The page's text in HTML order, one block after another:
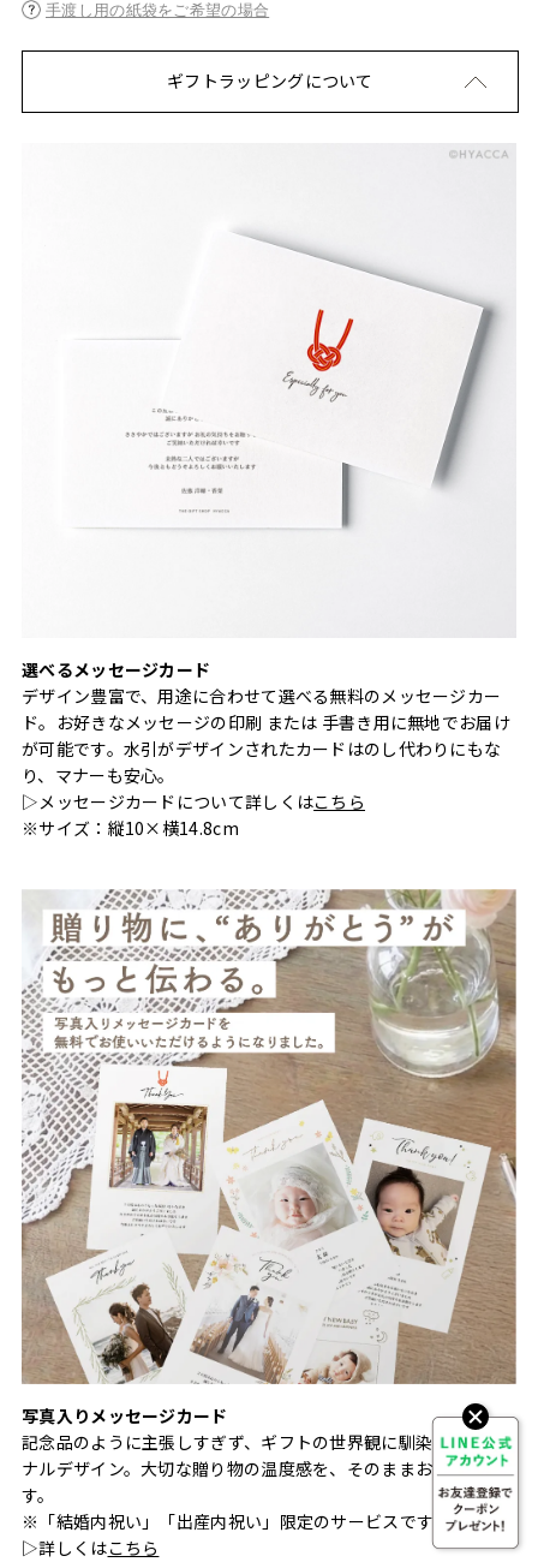
手渡し用の紙袋をご希望の場合
ギフトラッピングについて
選べるメッセージカード
デザイン豊富で、用途に合わせて選べる無料のメッセージカー
ド。お好きなメッセージの印刷 または 手書き用に無地でお届け
が可能です。水引がデザインされたカードはのし代わりにもな
り、マナーも安心。
▷メッセージカードについて詳しくはこちら
※サイズ：縦10×横14.8cm
写真入りメッセージカード
記念品のように主張しすぎず、ギフトの世界観に馴染むオリジ
ナルデザイン。大切な贈り物の温度感を、そのままお届けしま
す。
※「結婚内祝い」「出産内祝い」限定のサービスです
▷詳しくはこちら